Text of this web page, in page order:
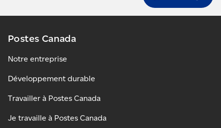
Postes Canada
Notre entreprise
Développement durable
Travailler à Postes Canada
Je travaille à Postes Canada